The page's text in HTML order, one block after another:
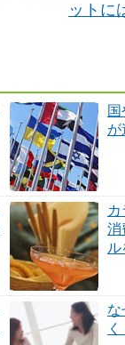
ットに
が
消
な